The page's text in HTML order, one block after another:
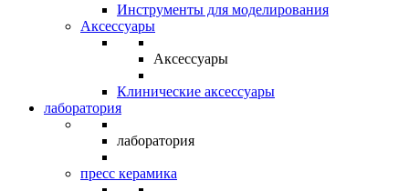
Инструменты для моделирования
Аксессуары
Аксессуары
Клинические аксессуары
лаборатория
лаборатория
пресс керамика